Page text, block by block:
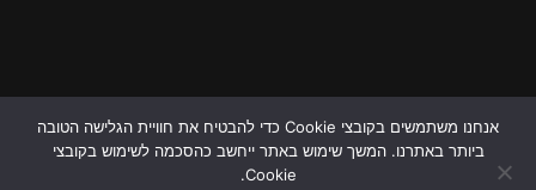
אנחנו משתמשים בקובצי Cookie כדי להבטיח את חוויית הגלישה הטובה
ביותר באתרנו. המשך שימוש באתר ייחשב כהסכמה לשימוש בקובצי
Cookie.